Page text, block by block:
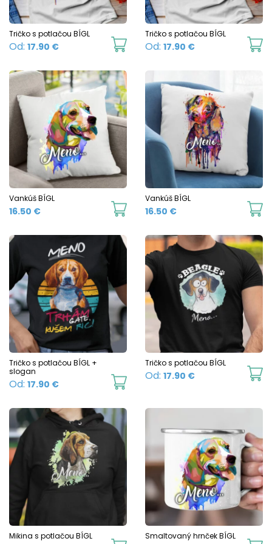
be
chosen
product
page
Tričko s potlačou BÍGL
Od: 17.90 €
This
has
multiple
variants.
The
options
be
chosen
product
page
Tričko s potlačou BÍGL
Od: 17.90 €
Vankúš BÍGL
16.50 €
Vankúš BÍGL
16.50 €
Tričko s potlačou BÍGL +
slogan
Od: 17.90 €
This
has
multiple
variants.
options
may
chosen
Tričko s potlačou BÍGL
Od: 17.90 €
Mikina s potlačou BÍGL Smaltovaný hrnček BÍGL